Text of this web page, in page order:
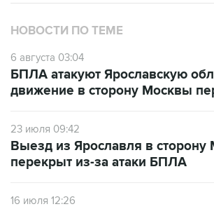
НОВОСТИ ПО ТЕМЕ
6 августа 03:04
БПЛА атакуют Ярославскую
движение в сторону Москвы
23 июля 09:42
Выезд из Ярославля в сторону
перекрыт из-за атаки БПЛА
16 июля 12:26